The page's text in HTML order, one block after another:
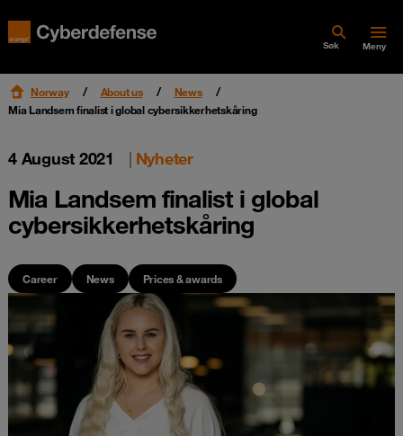
Søk Meny
Norway About us
News
Mia Landsem finalist i global cybersikkerhetskåring
4 August 2021 | Nyheter
Mia Landsem finalist i global
cybersikkerhetskåring
Career News Prices & awards